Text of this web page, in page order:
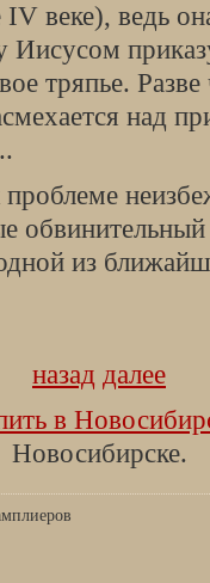
веке), ведь
Иисусом
тряпье. Разве
над
из
назад далее
в
Новосибирске.